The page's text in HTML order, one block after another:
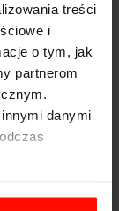
treści
i
o tym, jak
partnerom
danymi
przez
trzymaj
wilgoć
skórze,